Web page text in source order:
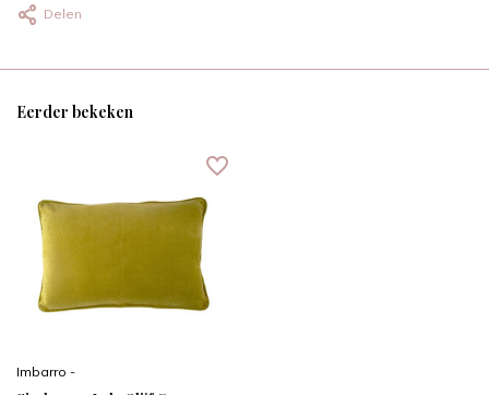
Delen
Eerder bekeken
Imbarro -